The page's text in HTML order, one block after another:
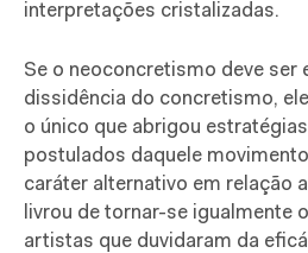
interpretações cristalizadas.
Se o neoconcretismo deve ser
dissidência do concretismo,
o único que abrigou
postulados daquele
caráter alternativo em relação
livrou de tornar-se igualmente
artistas que duvidaram da